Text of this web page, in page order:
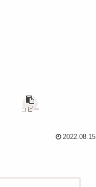
コピー
2022.08.15